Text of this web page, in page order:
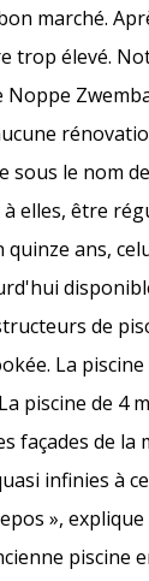
marché.
trop élevé.
sous le nom
elles, être
ans,
de
La
piscine de 4
façades de
infinies à
»,
piscine